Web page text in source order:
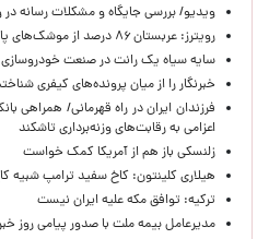
ویدیو/ بررسی جایگاه و مشکلات رسانه
رویترز: عربستان ۸۶ درصد از موشک‌های پاتریوت خود را استفاده کرده است
سایه سیاه یک رانت در صنعت خودروسازی
خبرنگار را از میان پرونده‌های کیفری
​فرزندان ایران در راه قهرمانی/ همراهی
اعزامی به رقابت‌های وزنه‌برداری تاشکند
زلنسکی باز هم از آمریکا کمک خواست
هیلاری کلینتون: کاخ سفید ترامپ
ترکیه: توافق مکه علیه ایران نیست
مدیرعامل بیمه ملت با صدور پیامی روز